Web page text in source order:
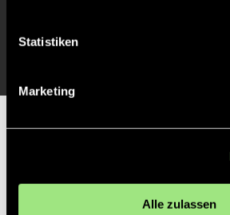
Statistiken
Marketing
Alle zulassen
Partner